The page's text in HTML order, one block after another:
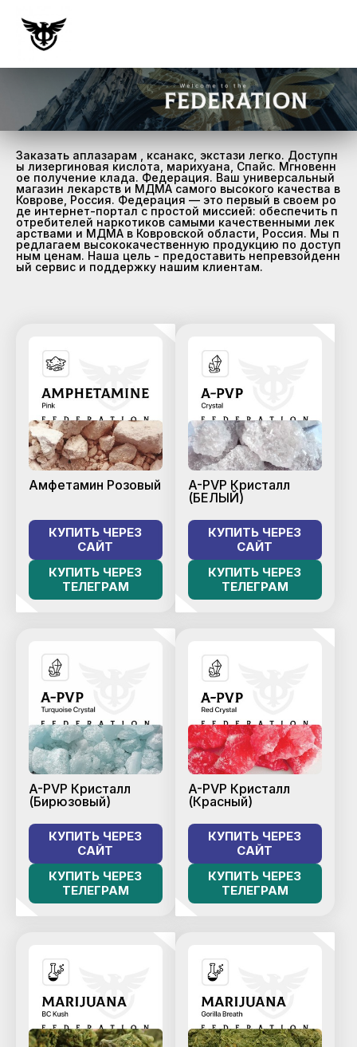
Заказать аплазарам , ксанакс, экстази легко. Доступн
ы лизергиновая кислота, марихуана, Спайс. Мгновенн
ое получение клада. Федерация. Ваш универсальный
магазин лекарств и МДМА самого высокого качества в
Коврове, Россия. Федерация — это первый в своем ро
де интернет-портал с простой миссией: обеспечить п
отребителей наркотиков самыми качественными лек
арствами и МДМА в Ковровской области, Россия. Мы п
редлагаем высококачественную продукцию по доступ
ным ценам. Наша цель - предоставить непревзойденн
ый сервис и поддержку нашим клиентам.
Амфетамин Розовый
КУПИТЬ ЧЕРЕЗ
САЙТ
КУПИТЬ ЧЕРЕЗ
ТЕЛЕГРАМ
A-PVP Кристалл
(БЕЛЫЙ)
КУПИТЬ ЧЕРЕЗ
САЙТ
КУПИТЬ ЧЕРЕЗ
ТЕЛЕГРАМ
A-PVP Кристалл
(Бирюзовый)
КУПИТЬ ЧЕРЕЗ
САЙТ
КУПИТЬ ЧЕРЕЗ
ТЕЛЕГРАМ
A-PVP Кристалл
(Красный)
КУПИТЬ ЧЕРЕЗ
САЙТ
КУПИТЬ ЧЕРЕЗ
ТЕЛЕГРАМ